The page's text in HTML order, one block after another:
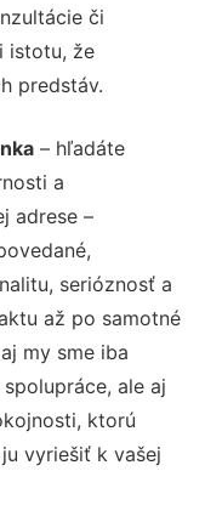
či
istotu, že
predstáv.
– hľadáte
a
adrese –
serióznosť a
až po samotné
my sme iba
ale aj
ktorú
vyriešiť k vašej